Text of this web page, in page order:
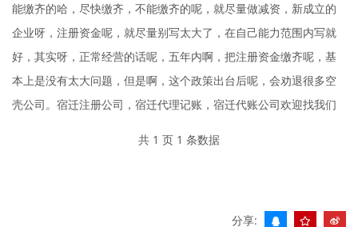
能缴齐的哈，尽快缴齐，不能缴齐的呢，就尽量做减资，新成立的
企业呀，注册资金呢，就尽量别写太大了，在自己能力范围内写就
好，其实呀，正常经营的话呢，五年内啊，把注册资金缴齐呢，基
本上是没有太大问题，但是啊，这个政策出台后呢，会劝退很多空
壳公司。宿迁注册公司，宿迁代理记账，宿迁代账公司欢迎找我们
共 1 页 1 条数据
分享: